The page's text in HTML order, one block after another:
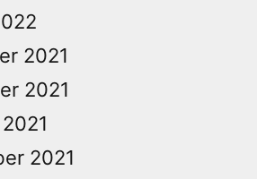
2021
2021
2021